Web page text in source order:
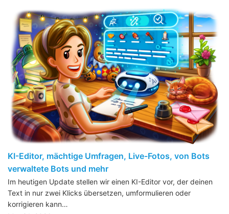
KI-Editor, mächtige Umfragen, Live-Fotos, von Bots
verwaltete Bots und mehr
Im heutigen Update stellen wir einen KI-Editor vor, der deinen
Text in nur zwei Klicks übersetzen, umformulieren oder
korrigieren kann…